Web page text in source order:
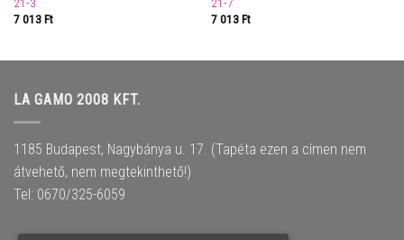
7 013Ft
7 013Ft
LA GAMO 2008 KFT.
1185 Budapest, Nagybánya u. 17. (Tapéta ezen a címen nem
átvehető, nem megtekinthető!)
Tel: 0670/325-6059